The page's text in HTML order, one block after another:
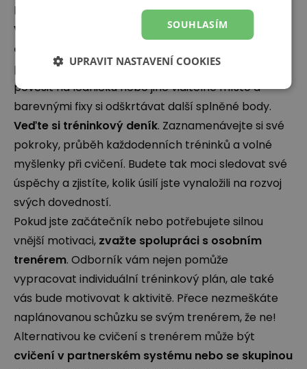
k těmto představám se stále vracejte.
Vytvořte si tréninkový plán, abyste věděli, kdy a
co máte dělat
pravděpodobností... odkládají. Rozvrh si můžete
pověsit na ledničku nebo jiné viditelné místo a
barevnými fixy si odškrtávat další splněné body.
Veďte si tréninkový deník. Zaznamenávejte si své
pokroky, průběh každodenních tréninků a volné
myšlenky při cvičení. Budete tak moci sledovat své
úspěchy a zjistíte, kolik úsilí jste vynaložili na rozvoj
svých dovedností.
Pokud jste začátečník nebo potřebujete silnou
vnější motivaci, zvažte spolupráci s osobním
trenérem. Odborník vám nejen pomůže
vypracovat individuální tréninkový plán, ale také
vás bude motivovat k aktivitě. Přece nezmeškáte
naplánovanou schůzku se svým trenérem, že ne!
Alternativou ke cvičení s trenérem může být
cvičení v partnerském systému nebo se skupinou
SOUHLASÍM
UPRAVIT NASTAVENÍ COOKIES